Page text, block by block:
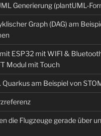
Generierung (plantUML-
Graph (DAG) am
ESP32 mit WIFI &
Modul mit Touch
Quarkus am Beispiel von
die Flugzeuge gerade über